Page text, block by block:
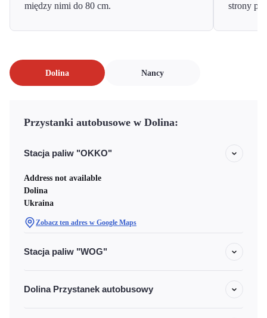
między nimi do 80 cm.
strony
Dolina Nancy
Przystanki autobusowe w Dolina:
Stacja paliw "OKKO"
Address not available
Dolina
Ukraina
Zobacz ten adres w Google Maps
Stacja paliw "WOG"
Dolina Przystanek autobusowy